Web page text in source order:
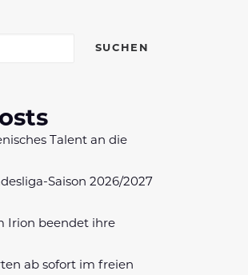
SUCHEN
Talent an die
Saison 2026/2027
Irion beendet ihre
ab sofort im freien